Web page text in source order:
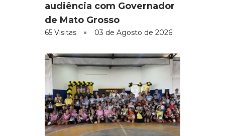
audiência com Governador
de Mato Grosso
65 Visitas 03 de Agosto de 2026